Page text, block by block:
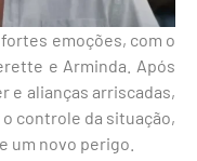
emoções, com o
e Arminda. Após
e alianças arriscadas,
controle da situação,
um novo perigo.